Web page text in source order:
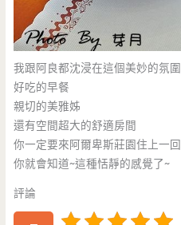
我跟阿良都沈浸在這個美妙的氛圍
好吃的早餐
親切的美雅姊
還有空間超大的舒適房間
你一定要來阿爾卑斯莊園住上一回
你就會知道~這種恬靜的感覺了~
評論